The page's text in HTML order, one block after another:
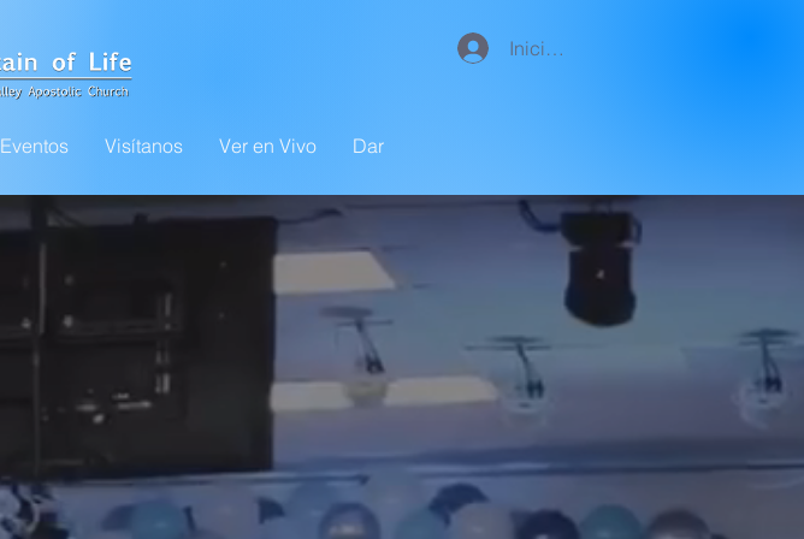
Iniciar sesión
Eventos Visítanos Ver en Vivo Dar